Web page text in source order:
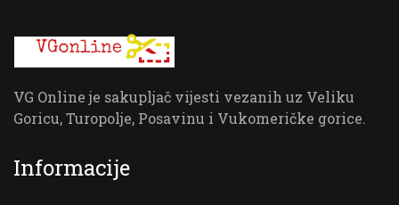
VG Online je sakupljač vijesti vezanih uz Veliku
Goricu, Turopolje, Posavinu i Vukomeričke gorice.
Informacije